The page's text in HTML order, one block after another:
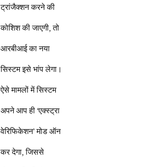
ट्रांजैक्शन करने की
कोशिश की जाएगी, तो
आरबीआई का नया
सिस्टम इसे भांप लेगा।
ऐसे मामलों में सिस्टम
अपने आप ही ‘एक्स्ट्रा
वेरिफिकेशन’ मोड ऑन
कर देगा, जिससे